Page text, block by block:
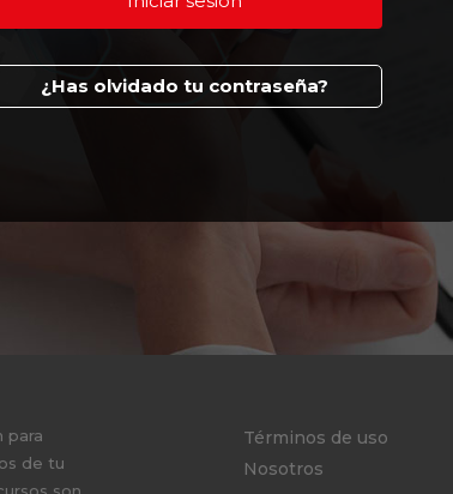
¿Has olvidado tu contraseña?
para
de tu
Términos de uso
Nosotros